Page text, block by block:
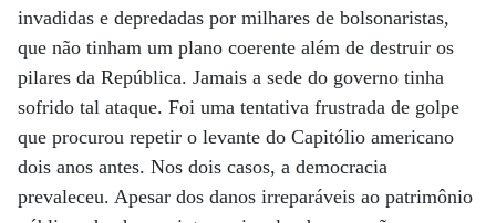
invadidas e depredadas por milhares de bolsonaristas,
que não tinham um plano coerente além de destruir os
pilares da República. Jamais a sede do governo tinha
sofrido tal ataque. Foi uma tentativa frustrada de golpe
que procurou repetir o levante do Capitólio americano
dois anos antes. Nos dois casos, a democracia
prevaleceu. Apesar dos danos irreparáveis ao patrimônio